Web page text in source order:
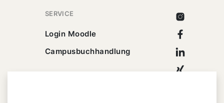
SERVICE
Login Moodle
Campusbuchhandlung
Instagram
Facebook
Linkedin
Xing